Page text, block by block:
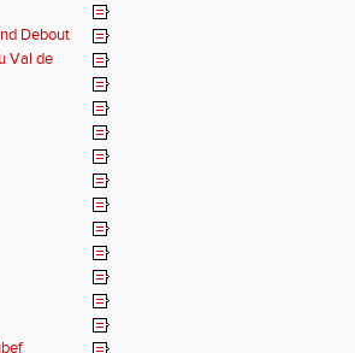
Debout
Val de